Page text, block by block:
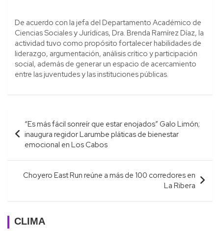
De acuerdo con la jefa del Departamento Académico de
Ciencias Sociales y Jurídicas, Dra. Brenda Ramírez Díaz, la
actividad tuvo como propósito fortalecer habilidades de
liderazgo, argumentación, análisis crítico y participación
social, además de generar un espacio de acercamiento
entre las juventudes y las instituciones públicas.
Navegación
de
entradas
“Es más fácil sonreír que estar enojados” Galo Limón;
inaugura regidor Larumbe pláticas de bienestar
emocional en Los Cabos
Choyero East Run reúne a más de 100 corredores en
La Ribera
CLIMA